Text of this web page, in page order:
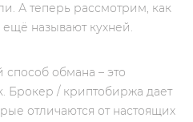
А теперь рассмотрим, как
называют кухней.
обмана – это
Брокер / криптобиржа дает
отличаются от настоящих